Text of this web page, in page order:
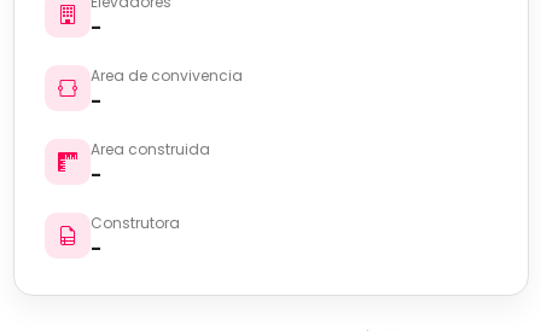
-
Area de convivencia
-
Area construida
-
Construtora
-